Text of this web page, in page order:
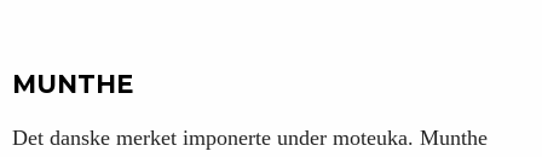
MUNTHE
Det danske merket imponerte under moteuka. Munthe